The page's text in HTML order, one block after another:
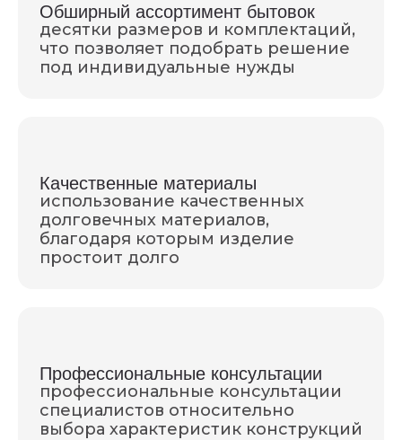
Обширный ассортимент бытовок
десятки размеров и комплектаций,
что позволяет подобрать решение
под индивидуальные нужды
Качественные материалы
использование качественных
долговечных материалов,
благодаря которым изделие
простоит долго
Профессиональные консультации
профессиональные консультации
специалистов относительно
выбора характеристик конструкций